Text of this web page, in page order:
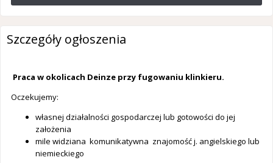
Szczegóły ogłoszenia
Praca w okolicach Deinze przy fugowaniu klinkieru.
Oczekujemy:
własnej działalności gospodarczej lub gotowości do jej
założenia
mile widziana komunikatywna znajomość j. angielskiego lub
niemieckiego